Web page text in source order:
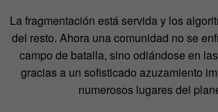
La fragmentación está servida y los
del resto. Ahora una comunidad no se
campo de batalla, sino odiándose en
gracias a un sofisticado azuzamiento
numerosos lugares del